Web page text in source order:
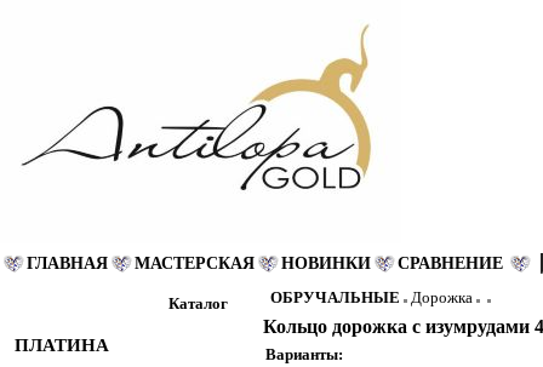
ГЛАВНАЯ МАСТЕРСКАЯ НОВИНКИ СРАВНЕНИЕ
Каталог
ПЛАТИНА
ОБРУЧАЛЬНЫЕ Дорожка
Кольцо дорожка с изумрудами
Варианты: